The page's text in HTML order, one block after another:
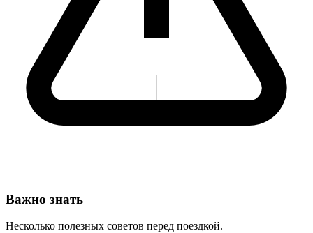
Важно знать
Несколько полезных советов перед поездкой.